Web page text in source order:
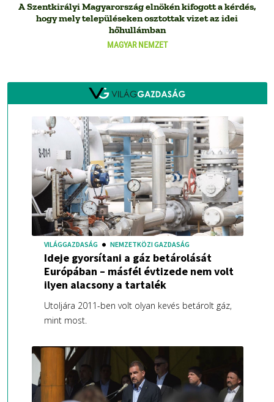
MAGYAR NEMZET
A Szentkirályi Magyarország elnökén kifogott a kérdés,
hogy mely településeken osztottak vizet az idei
hőhullámban
VILÁGGAZDASÁG NEMZETKÖZI GAZDASÁG
Ideje gyorsítani a gáz betárolását
Európában – másfél évtizede nem volt
ilyen alacsony a tartalék
Utoljára 2011-ben volt olyan kevés betárolt gáz,
mint most.